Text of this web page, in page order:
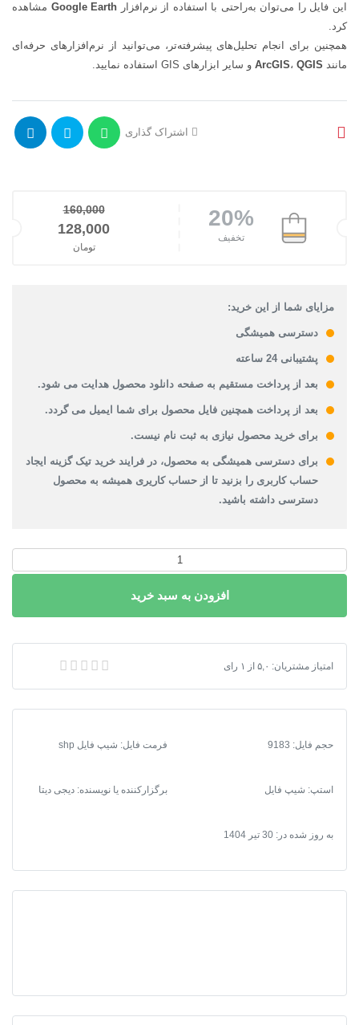
این فایل را می‌توان به‌راحتی با استفاده از نرم‌افزار Google Earth مشاهده
کرد.
همچنین برای انجام تحلیل‌های پیشرفته‌تر، می‌توانید از نرم‌افزارهای حرفه‌ای
مانند
ArcGIS، QGIS و سایر ابزارهای GIS استفاده نمایید.
اشتراک گذاری
20%
تخفیف
160,000
قیمت اصلی: 160,000تومان بود.
128,000
تومان
مزایای شما از این خرید:
دسترسی همیشگی
پشتیبانی 24 ساعته
بعد از پرداخت مستقیم به صفحه دانلود محصول هدایت می شود.
بعد از پرداخت همچنین فایل محصول برای شما ایمیل می گردد.
برای خرید محصول نیازی به ثبت نام نیست.
برای دسترسی همیشگی به محصول، در فرایند خرید تیک گزینه ایجاد
حساب کاربری را بزنید تا از حساب کاریری همیشه به محصول
دسترسی داشته باشید.
نقشه
فایل
بهارستان
عدد
افزودن به سبد خرید
دانلود نقشه شیپ فایل محدوده شهر بهارستان
امتیاز مشتریان: ۵,۰ از ۱ رای
حجم فایل: 9183 فرمت فایل: شیپ فایل shp
استپ: شیپ فایل برگزارکننده یا نویسنده: دیجی دیتا
به روز شده در: 30 تیر 1404